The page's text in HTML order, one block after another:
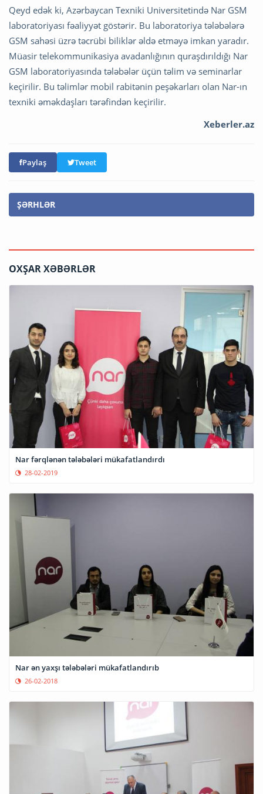
Qeyd edək ki, Azərbaycan Texniki Universitetində Nar GSM
laboratoriyası fəaliyyət göstərir. Bu laboratoriya tələbələrə
GSM sahəsi üzrə təcrübi biliklər əldə etməyə imkan yaradır.
Müasir telekommunikasiya avadanlığının quraşdırıldığı Nar
GSM laboratoriyasında tələbələr üçün təlim və seminarlar
keçirilir. Bu təlimlər mobil rabitənin peşəkarları olan Nar-ın
texniki əməkdaşları tərəfindən keçirilir.
Xeberler.az
Paylaş Tweet
ŞƏRHLƏR
OXŞAR XƏBƏRLƏR
Nar fərqlənən tələbələri mükafatlandırdı
28-02-2019
Nar ən yaxşı tələbələri mükafatlandırıb
26-02-2018